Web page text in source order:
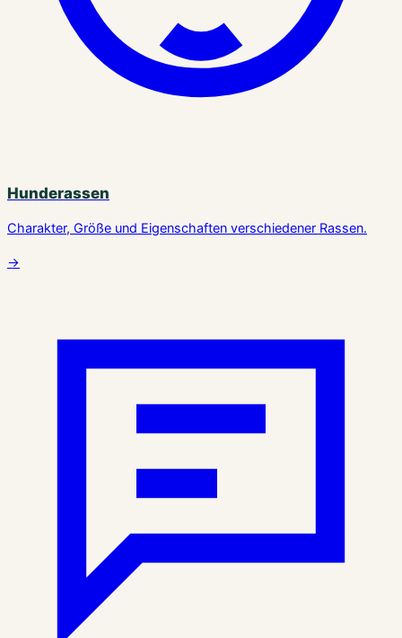
Hunderassen
Charakter, Größe und Eigenschaften verschiedener Rassen.
→